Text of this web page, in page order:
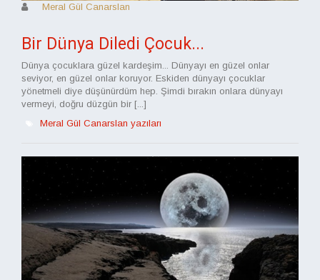
Meral Gül Canarslan
Bir Dünya Diledi Çocuk...
Dünya çocuklara güzel kardeşim... Dünyayı en güzel onlar
seviyor, en güzel onlar koruyor. Eskiden dünyayı çocuklar
yönetmeli diye düşünürdüm hep. Şimdi bırakın onlara dünyayı
vermeyi, doğru düzgün bir [...]
Meral Gül Canarslan yazıları